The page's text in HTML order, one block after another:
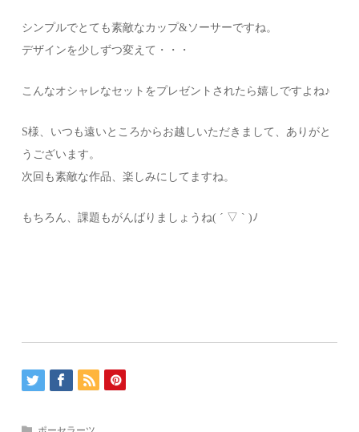
シンプルでとても素敵なカップ&ソーサーですね。
デザインを少しずつ変えて・・・
こんなオシャレなセットをプレゼントされたら嬉しですよね♪
S様、いつも遠いところからお越しいただきまして、ありがと
うございます。
次回も素敵な作品、楽しみにしてますね。
もちろん、課題もがんばりましょうね( ´ ▽ ` )ﾉ